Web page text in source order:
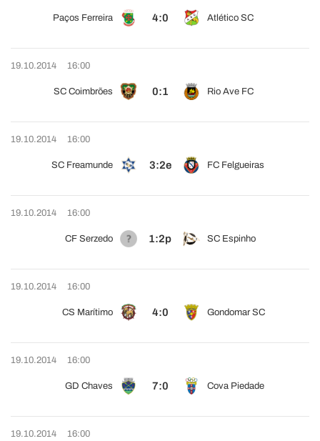
Paços Ferreira 4:0 Atlético SC
19.10.2014 16:00
SC Coimbrões 0:1 Rio Ave FC
19.10.2014 16:00
SC Freamunde 3:2e FC Felgueiras
19.10.2014 16:00
CF Serzedo 1:2p SC Espinho
19.10.2014 16:00
CS Marítimo 4:0 Gondomar SC
19.10.2014 16:00
GD Chaves 7:0 Cova Piedade
19.10.2014 16:00